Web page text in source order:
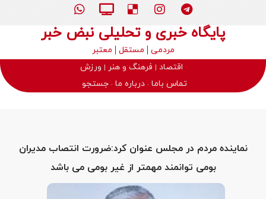
پایگاه خبری و تحلیلی نبض خبر
مردمی مستقل
معتبر
اقتصاد
فرهنگ و هنر
ورزش
تماس باما درباره ما جستجو
نماینده مردم در مجلس عنوان کرد:ضرورت انتصاب مدیران
بومی توانمند مهمتر از غیر بومی می باشد